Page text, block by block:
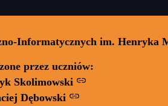
Informatycznych im. Henryka
przez uczniów:
Skolimowski
Dębowski